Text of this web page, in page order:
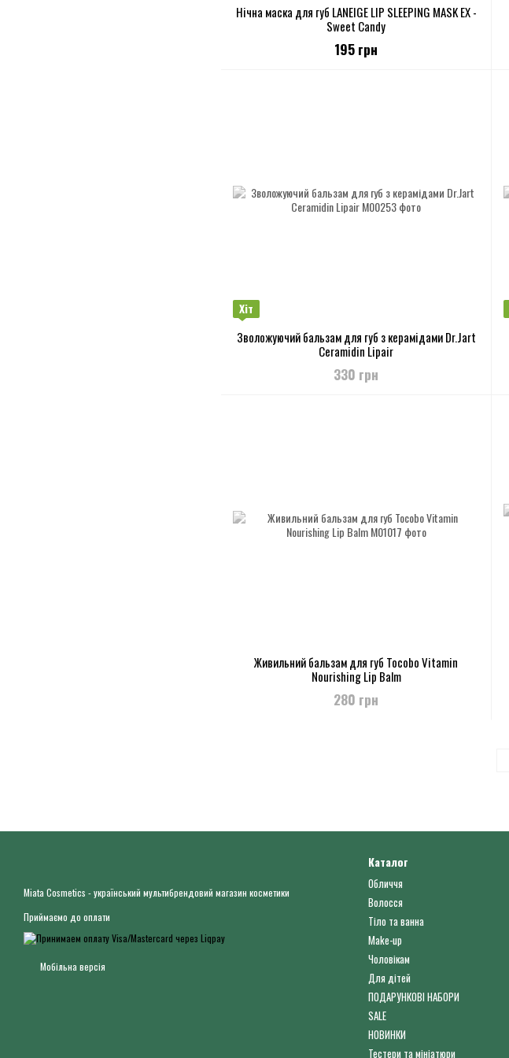
Нічна маска для губ LANEIGE LIP SLEEPING MASK EX -
Sweet Candy
195 грн
Хіт
Зволожуючий бальзам для губ з керамідами Dr.Jart
Ceramidin Lipair
330 грн
Живильний бальзам для губ Tocobo Vitamin
Nourishing Lip Balm
280 грн
Miata Cosmetics - український мультибрендовий магазин косметики
Приймаємо до оплати
Мобільна версія
Каталог
Обличчя
Волосся
Тіло та ванна
Make-up
Чоловікам
Для дітей
ПОДАРУНКОВІ НАБОРИ
SALE
НОВИНКИ
Тестери та мініатюри